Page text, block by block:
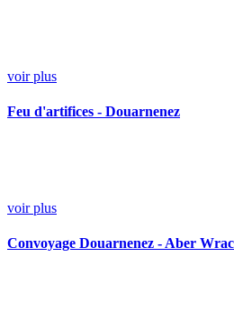
voir plus
Feu d'artifices - Douarnenez
voir plus
Convoyage Douarnenez - Aber